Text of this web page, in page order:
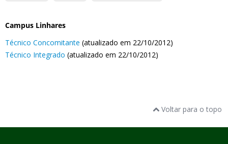
Campus Linhares
Técnico Concomitante (atualizado em 22/10/2012)
Técnico Integrado (atualizado em 22/10/2012)
Voltar para o topo